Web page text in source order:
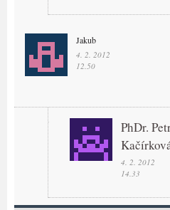
Jakub
4. 2. 2012
12.50
PhDr.
4. 2. 2012
14.33